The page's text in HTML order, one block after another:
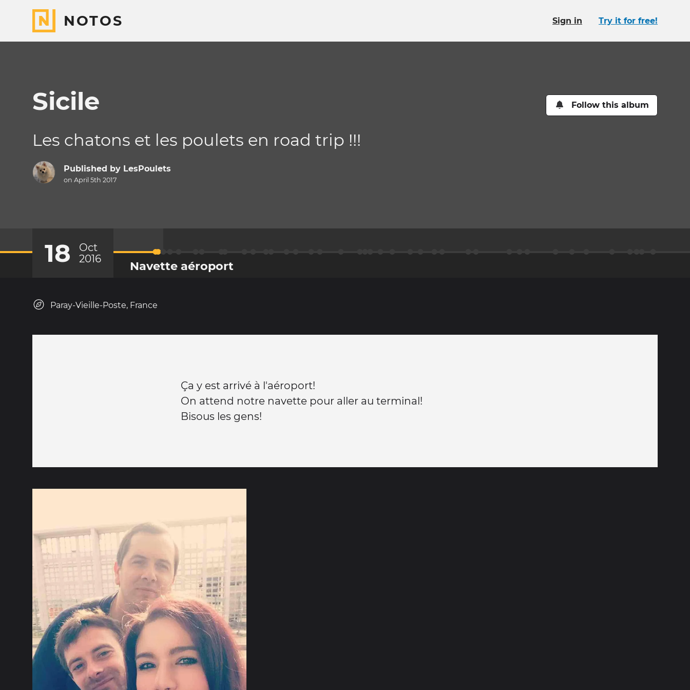
NOTOS Sign in Try it for free!
Sicile Follow this album
Les chatons et les poulets en road trip !!!
Published by LesPoulets
on April 5th 2017
18
Oct
2016
Navette aéroport
Paray-Vieille-Poste, France
Ça y est arrivé à l'aéroport!
On attend notre navette pour aller au terminal!
Bisous les gens!